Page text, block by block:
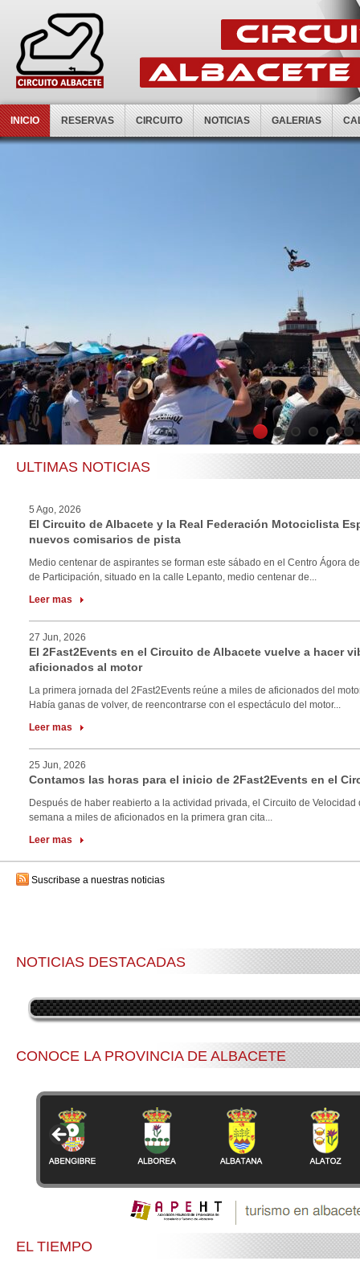
INICIO RESERVAS CIRCUITO NOTICIAS GALERIAS
1 2 3 4 5 6
ULTIMAS NOTICIAS
5 Ago, 2026
El Circuito de Albacete y la Real Federación Motociclista
nuevos comisarios de pista
Medio centenar de aspirantes se forman este sábado en el Centro Ágora
de Participación, situado en la calle Lepanto, medio centenar de...
Leer mas
27 Jun, 2026
El 2Fast2Events en el Circuito de Albacete vuelve a hacer
aficionados al motor
La primera jornada del 2Fast2Events reúne a miles de aficionados del
Había ganas de volver, de reencontrarse con el espectáculo del motor...
Leer mas
25 Jun, 2026
Contamos las horas para el inicio de 2Fast2Events en el
Después de haber reabierto a la actividad privada, el Circuito de Velocidad
semana a miles de aficionados en la primera gran cita...
Leer mas
Suscribase a nuestras noticias
NOTICIAS DESTACADAS
CONOCE LA PROVINCIA DE ALBACETE
EL TIEMPO